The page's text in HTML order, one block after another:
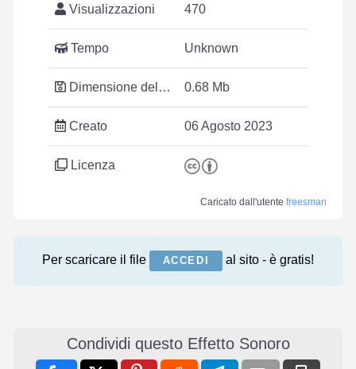
Visualizzazioni 470
Tempo Unknown
Dimensione del file 0.68 Mb
Creato 06 Agosto 2023
Licenza
Caricato dall'utente freesman
Per scaricare il file ACCEDI al sito - è gratis!
Condividi questo Effetto Sonoro